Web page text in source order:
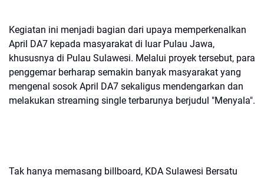
Kegiatan ini menjadi bagian dari upaya memperkenalkan
April DA7 kepada masyarakat di luar Pulau Jawa,
khususnya di Pulau Sulawesi. Melalui proyek tersebut, para
penggemar berharap semakin banyak masyarakat yang
mengenal sosok April DA7 sekaligus mendengarkan dan
melakukan streaming single terbarunya berjudul "Menyala".
Tak hanya memasang billboard, KDA Sulawesi Bersatu